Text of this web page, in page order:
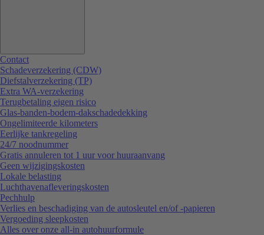
Contact
Schadeverzekering (CDW)
Diefstalverzekering (TP)
Extra WA-verzekering
Terugbetaling eigen risico
Glas-banden-bodem-dakschadedekking
Ongelimiteerde kilometers
Eerlijke tankregeling
24/7 noodnummer
Gratis annuleren tot 1 uur voor huuraanvang
Geen wijzigingskosten
Lokale belasting
Luchthavenafleveringskosten
Pechhulp
Verlies en beschadiging van de autosleutel en/of -papieren
Vergoeding sleepkosten
Alles over onze all-in autohuurformule